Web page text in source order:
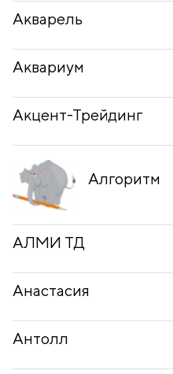
Акварель
Аквариум
Акцент-Трейдинг
Алгоритм
АЛМИ ТД
Анастасия
Антолл